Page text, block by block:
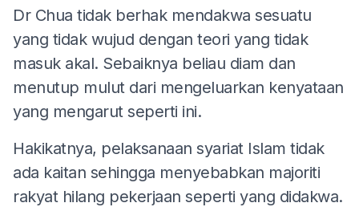
Dr Chua tidak berhak mendakwa sesuatu
yang tidak wujud dengan teori yang tidak
masuk akal. Sebaiknya beliau diam dan
menutup mulut dari mengeluarkan kenyataan
yang mengarut seperti ini.
Hakikatnya, pelaksanaan syariat Islam tidak
ada kaitan sehingga menyebabkan majoriti
rakyat hilang pekerjaan seperti yang didakwa.